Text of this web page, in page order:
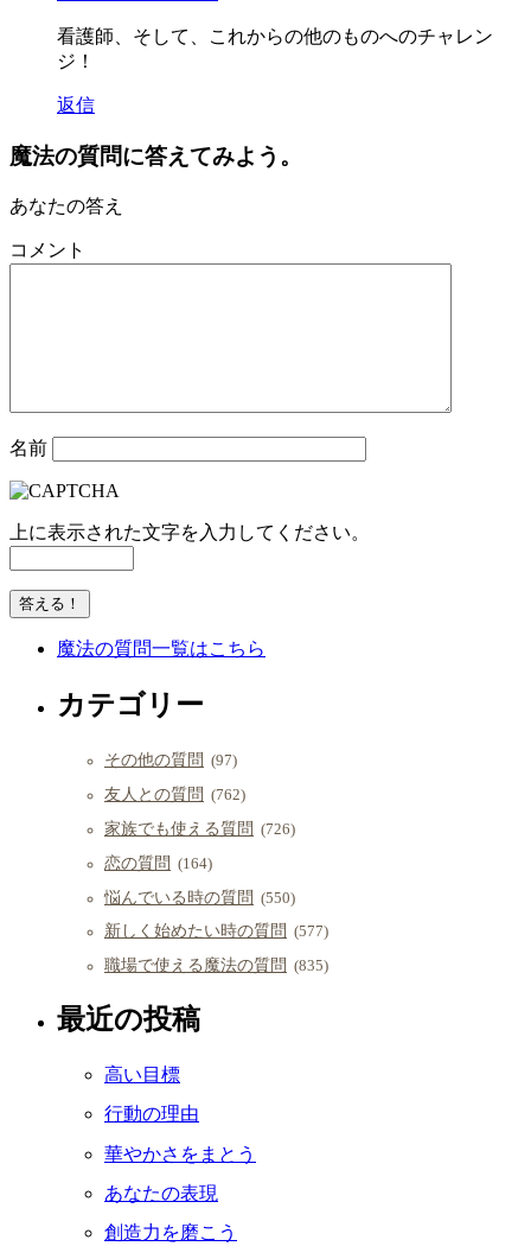
看護師、そして、これからの他のものへのチャレン
ジ！
返信
魔法の質問に答えてみよう。
あなたの答え
コメント
名前
上に表示された文字を入力してください。
魔法の質問一覧はこちら
カテゴリー
その他の質問 (97)
友人との質問 (762)
家族でも使える質問 (726)
恋の質問 (164)
悩んでいる時の質問 (550)
新しく始めたい時の質問 (577)
職場で使える魔法の質問 (835)
最近の投稿
高い目標
行動の理由
華やかさをまとう
あなたの表現
創造力を磨こう